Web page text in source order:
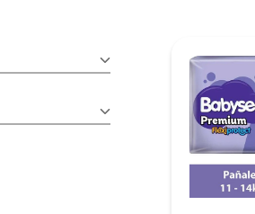
máscara pestañas
roche posay
desodorante